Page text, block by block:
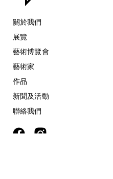
關於我們
展覽
藝術博覽會
藝術家
作品
新聞及活動
聯絡我們